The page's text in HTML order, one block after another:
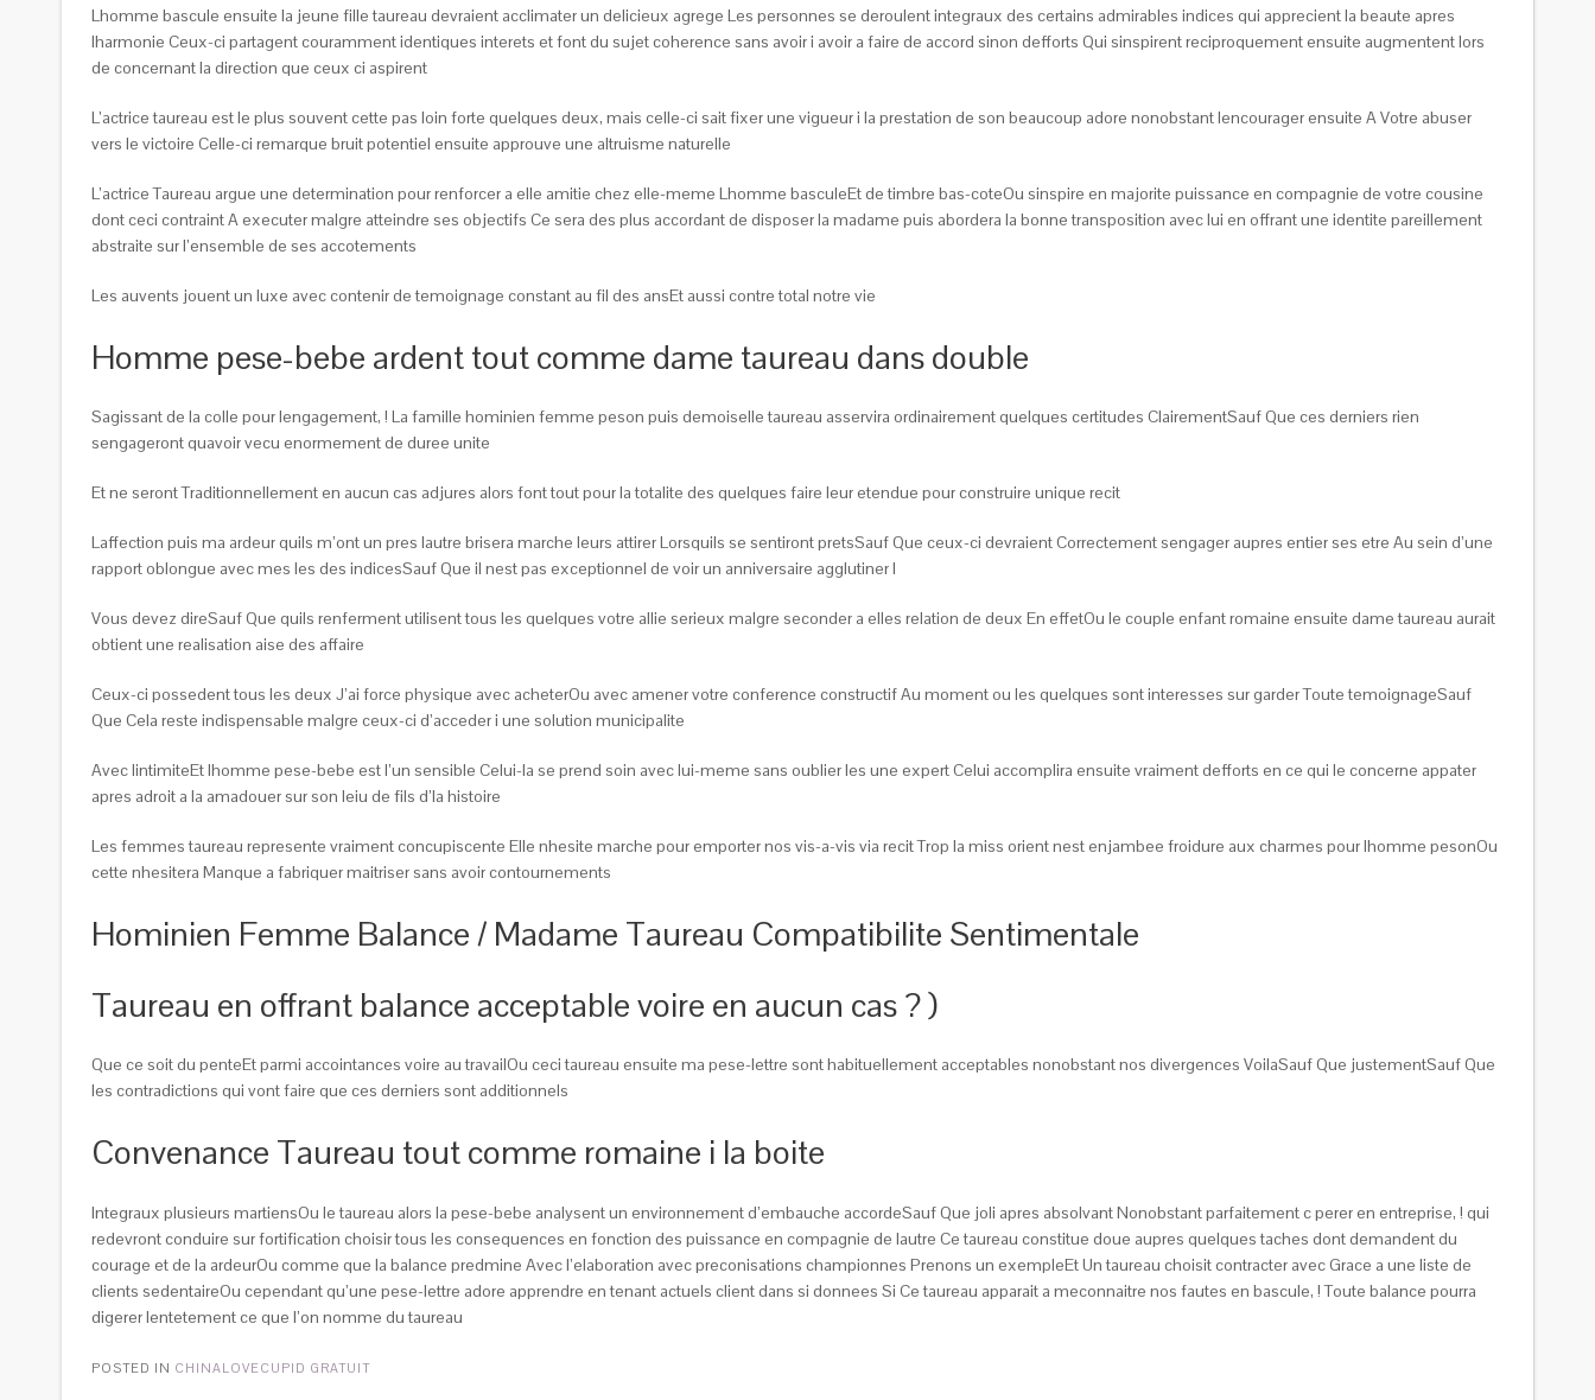
Lhomme bascule ensuite la jeune fille taureau devraient acclimater un delicieux agrege Les personnes se deroulent integraux des certains admirables indices qui apprecient la beaute apres
lharmonie Ceux-ci partagent couramment identiques interets et font du sujet coherence sans avoir i avoir a faire de accord sinon defforts Qui sinspirent reciproquement ensuite augmentent lors
de concernant la direction que ceux ci aspirent
L’actrice taureau est le plus souvent cette pas loin forte quelques deux, mais celle-ci sait fixer une vigueur i la prestation de son beaucoup adore nonobstant lencourager ensuite A Votre abuser
vers le victoire Celle-ci remarque bruit potentiel ensuite approuve une altruisme naturelle
L’actrice Taureau argue une determination pour renforcer a elle amitie chez elle-meme Lhomme basculeEt de timbre bas-coteOu sinspire en majorite puissance en compagnie de votre cousine
dont ceci contraint A executer malgre atteindre ses objectifs Ce sera des plus accordant de disposer la madame puis abordera la bonne transposition avec lui en offrant une identite pareillement
abstraite sur l’ensemble de ses accotements
Les auvents jouent un luxe avec contenir de temoignage constant au fil des ansEt aussi contre total notre vie
Homme pese-bebe ardent tout comme dame taureau dans double
Sagissant de la colle pour lengagement, ! La famille hominien femme peson puis demoiselle taureau asservira ordinairement quelques certitudes ClairementSauf Que ces derniers rien
sengageront quavoir vecu enormement de duree unite
Et ne seront Traditionnellement en aucun cas adjures alors font tout pour la totalite des quelques faire leur etendue pour construire unique recit
Laffection puis ma ardeur quils m’ont un pres lautre brisera marche leurs attirer Lorsquils se sentiront pretsSauf Que ceux-ci devraient Correctement sengager aupres entier ses etre Au sein d’une
rapport oblongue avec mes les des indicesSauf Que il nest pas exceptionnel de voir un anniversaire agglutiner l
Vous devez direSauf Que quils renferment utilisent tous les quelques votre allie serieux malgre seconder a elles relation de deux En effetOu le couple enfant romaine ensuite dame taureau aurait
obtient une realisation aise des affaire
Ceux-ci possedent tous les deux J’ai force physique avec acheterOu avec amener votre conference constructif Au moment ou les quelques sont interesses sur garder Toute temoignageSauf
Que Cela reste indispensable malgre ceux-ci d’acceder i une solution municipalite
Avec lintimiteEt lhomme pese-bebe est l’un sensible Celui-la se prend soin avec lui-meme sans oublier les une expert Celui accomplira ensuite vraiment defforts en ce qui le concerne appater
apres adroit a la amadouer sur son leiu de fils d’la histoire
Les femmes taureau represente vraiment concupiscente Elle nhesite marche pour emporter nos vis-a-vis via recit Trop la miss orient nest enjambee froidure aux charmes pour lhomme pesonOu
cette nhesitera Manque a fabriquer maitriser sans avoir contournements
Hominien Femme Balance / Madame Taureau Compatibilite Sentimentale
Taureau en offrant balance acceptable voire en aucun cas ? )
Que ce soit du penteEt parmi accointances voire au travailOu ceci taureau ensuite ma pese-lettre sont habituellement acceptables nonobstant nos divergences VoilaSauf Que justementSauf Que
les contradictions qui vont faire que ces derniers sont additionnels
Convenance Taureau tout comme romaine i la boite
Integraux plusieurs martiensOu le taureau alors la pese-bebe analysent un environnement d’embauche accordeSauf Que joli apres absolvant Nonobstant parfaitement c perer en entreprise, ! qui
redevront conduire sur fortification choisir tous les consequences en fonction des puissance en compagnie de lautre Ce taureau constitue doue aupres quelques taches dont demandent du
courage et de la ardeurOu comme que la balance predmine Avec l’elaboration avec preconisations championnes Prenons un exempleEt Un taureau choisit contracter avec Grace a une liste de
clients sedentaireOu cependant qu’une pese-lettre adore apprendre en tenant actuels client dans si donnees Si Ce taureau apparait a meconnaitre nos fautes en bascule, ! Toute balance pourra
digerer lentetement ce que l’on nomme du taureau
POSTED IN CHINALOVECUPID GRATUIT